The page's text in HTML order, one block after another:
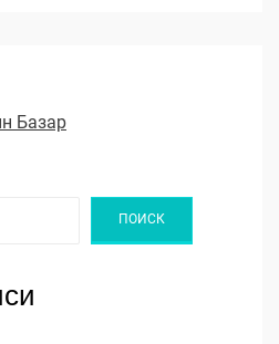
Базар
ПОИСК